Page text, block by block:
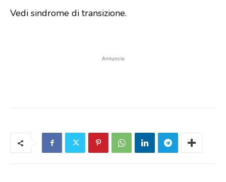
Vedi sindrome di transizione.
Annuncio